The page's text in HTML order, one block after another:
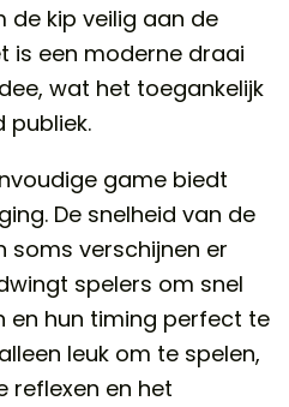
de kip veilig aan de
is een moderne draai
wat het toegankelijk
publiek.
game biedt
De snelheid van de
soms verschijnen er
spelers om snel
en hun timing perfect te
leuk om te spelen,
reflexen en het